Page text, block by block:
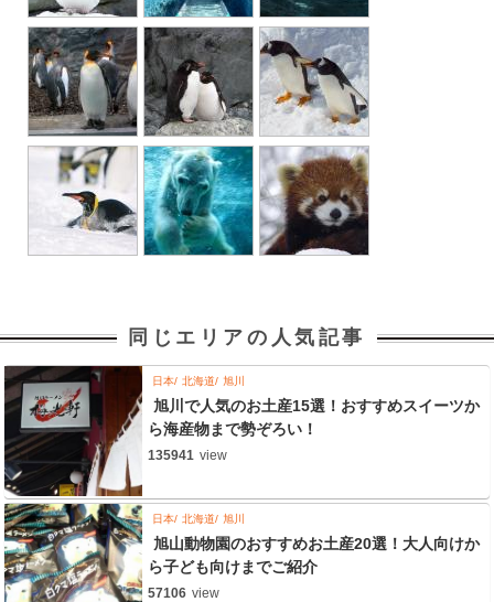
同じエリアの人気記事
日本 北海道 旭川
旭川で人気のお土産15選！おすすめスイーツか
ら海産物まで勢ぞろい！
135941 view
日本 北海道 旭川
旭山動物園のおすすめお土産20選！大人向けか
ら子ども向けまでご紹介
57106 view